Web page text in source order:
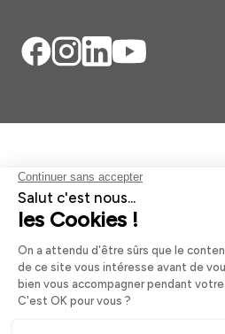
Aides et informations
Services
Informations légales
A propos